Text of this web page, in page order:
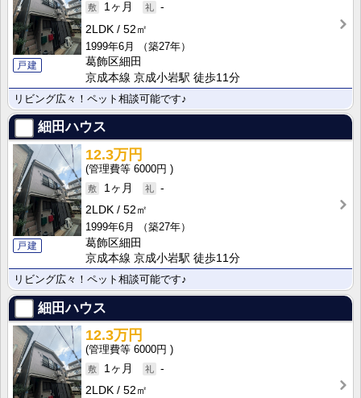
戸建
1ヶ月
-
2LDK
52㎡
1999年6月
（築27年）
葛飾区細田
京成本線 京成小岩駅 徒歩11分
リビング広々！ペット相談可能です♪
細田ハウス
戸建
12.3万円
6000円
1ヶ月
-
2LDK
52㎡
1999年6月
（築27年）
葛飾区細田
京成本線 京成小岩駅 徒歩11分
リビング広々！ペット相談可能です♪
細田ハウス
12.3万円
6000円
1ヶ月
-
2LDK
52㎡